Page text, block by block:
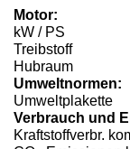
Motor:
kW / PS
Treibstoff
Hubraum
Umweltnormen:
Umweltplakette
Verbrauch und
Kraftstoffverbr.